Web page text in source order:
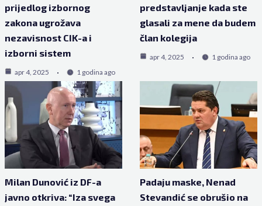
prijedlog izbornog
zakona ugrožava
nezavisnost CIK-a i
izborni sistem
apr 4, 2025 1 godina ago
predstavljanje kada ste
glasali za mene da budem
član kolegija
apr 4, 2025 1 godina ago
Milan Dunović iz DF-a
javno otkriva: “Iza svega
Padaju maske, Nenad
Stevandić se obrušio na